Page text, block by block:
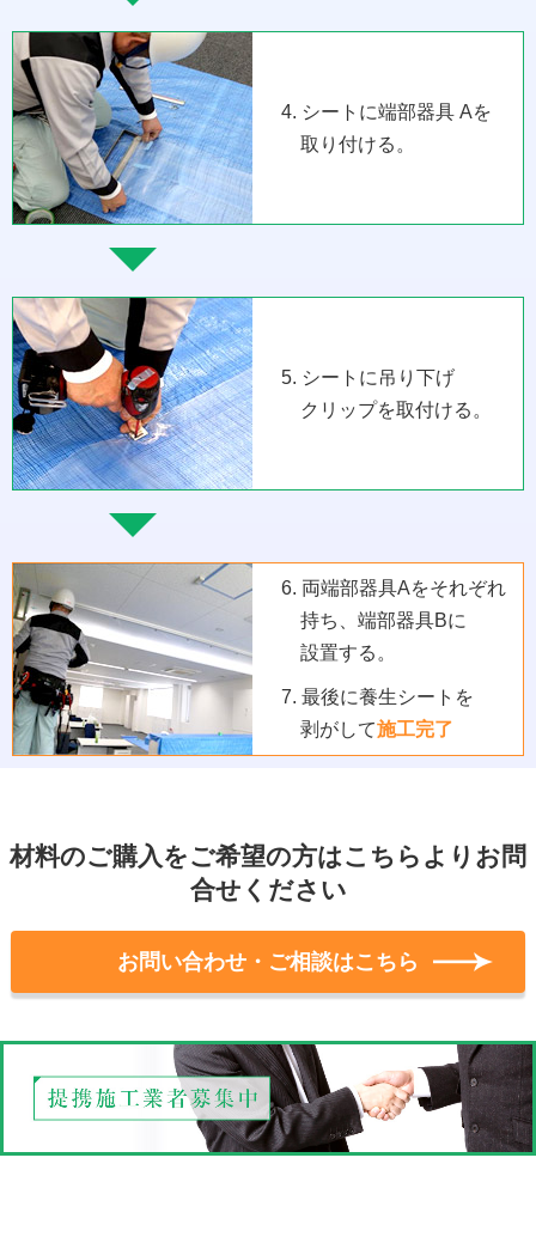
4. シートに端部器具 Aを
取り付ける。
5. シートに吊り下げ
クリップを取付ける。
6. 両端部器具Aをそれぞれ
持ち、端部器具Bに
設置する。
7. 最後に養生シートを
剥がして施工完了
材料のご購入をご希望の方はこちらよりお問
合せください
お問い合わせ・ご相談はこちら